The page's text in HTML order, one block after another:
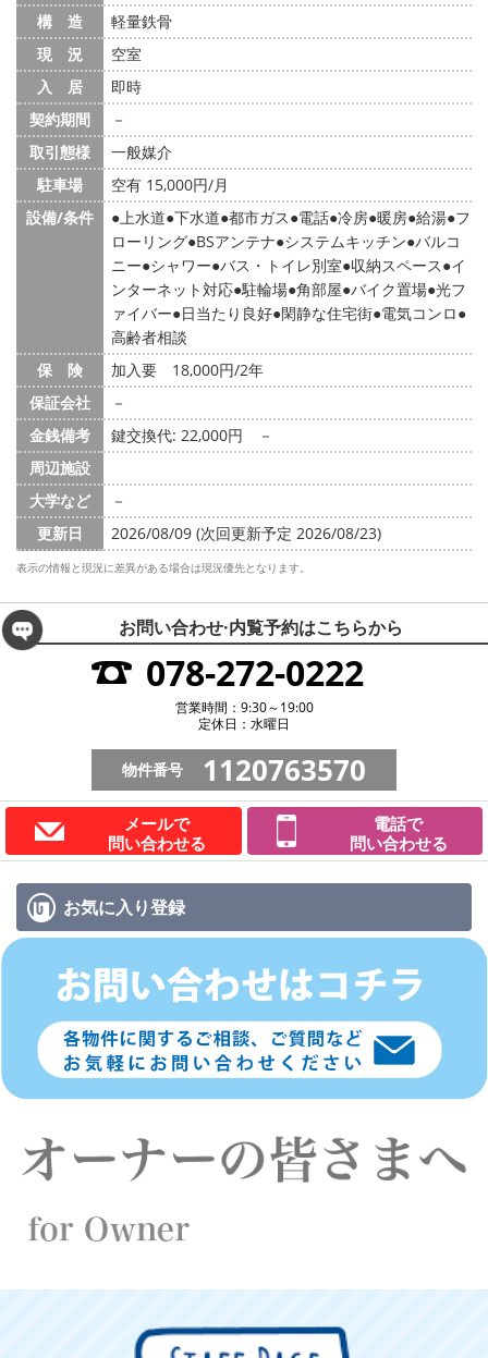
構 造
軽量鉄骨
現 況
空室
入 居
即時
契約期間
－
取引態様
一般媒介
駐車場
空有 15,000円/月
設備/条件
上水道 下水道 都市ガス 電話 冷房 暖房 給湯 フ
ローリング BSアンテナ システムキッチン バルコ
ニー シャワー バス・トイレ別室 収納スペース イ
ンターネット対応 駐輪場 角部屋 バイク置場 光フ
ァイバー 日当たり良好 閑静な住宅街 電気コンロ
高齢者相談
保 険
加入要 18,000円/2年
保証会社
－
金銭備考
鍵交換代: 22,000円
－
周辺施設
大学など
－
更新日
2026/08/09 (次回更新予定 2026/08/23)
表示の情報と現況に差異がある場合は現況優先となります。
お問い合わせ·内覧予約はこちらから
078-272-0222
営業時間：9:30～19:00
定休日：水曜日
物件番号 1120763570
メールで
問い合わせる
電話で
問い合わせる
お気に入り登録